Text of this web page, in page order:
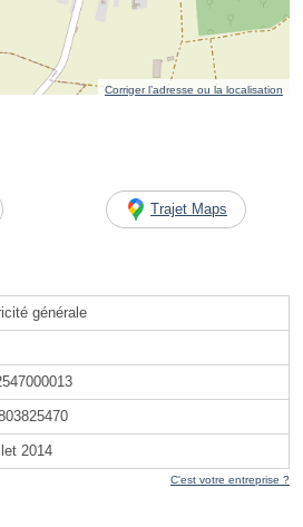
Corriger l’adresse ou la localisation
Trajet Maps
générale
2014
C'est votre entreprise ?